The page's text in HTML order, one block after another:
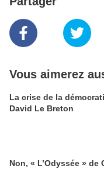
Vous aimerez
La crise de la
David Le Breton
Non, « L’Odyssée »